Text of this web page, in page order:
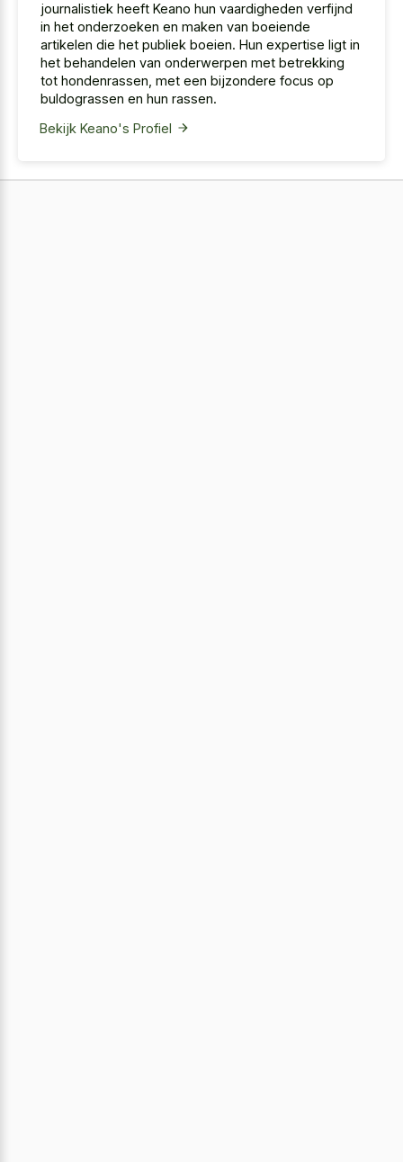
journalistiek heeft Keano hun vaardigheden verfijnd
in het onderzoeken en maken van boeiende
artikelen die het publiek boeien. Hun expertise ligt in
het behandelen van onderwerpen met betrekking
tot hondenrassen, met een bijzondere focus op
buldograssen en hun rassen.
Bekijk Keano's Profiel